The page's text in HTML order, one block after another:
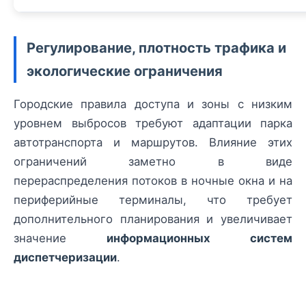
Регулирование, плотность трафика и
экологические ограничения
Городские правила доступа и зоны с низким
уровнем выбросов требуют адаптации парка
автотранспорта и маршрутов. Влияние этих
ограничений заметно в виде
перераспределения потоков в ночные окна и на
периферийные терминалы, что требует
дополнительного планирования и увеличивает
значение информационных систем
диспетчеризации.